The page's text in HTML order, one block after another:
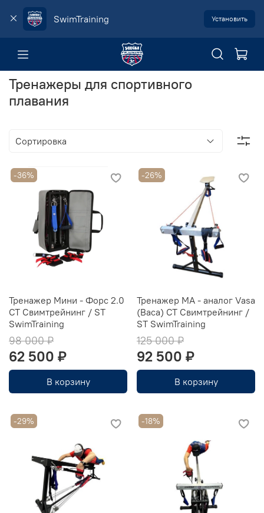
SwimTraining Установить
Тренажеры для спортивного
плавания
-36%
Тренажер Мини - Форс 2.0
CT Свимтрейнинг / ST
SwimTraining
98 000 ₽
62 500 ₽
В корзину
-26%
Тренажер МА - аналог Vasa
(Васа) CT Свимтрейнинг /
ST SwimTraining
125 000 ₽
92 500 ₽
В корзину
-29% -18%